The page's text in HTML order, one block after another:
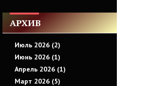
АРХИВ
Июль 2026 (2)
Июнь 2026 (1)
Апрель 2026 (1)
Март 2026 (5)